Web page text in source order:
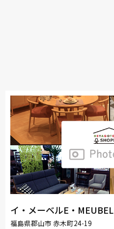
イ・メーベルE・MEUBEL
福島県郡山市 赤木町24-19